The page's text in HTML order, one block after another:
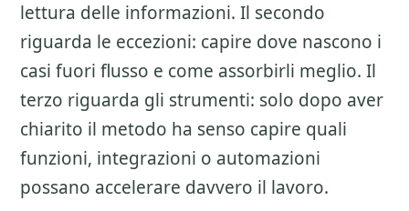
lettura delle informazioni. Il secondo
riguarda le eccezioni: capire dove nascono i
casi fuori flusso e come assorbirli meglio. Il
terzo riguarda gli strumenti: solo dopo aver
chiarito il metodo ha senso capire quali
funzioni, integrazioni o automazioni
possano accelerare davvero il lavoro.